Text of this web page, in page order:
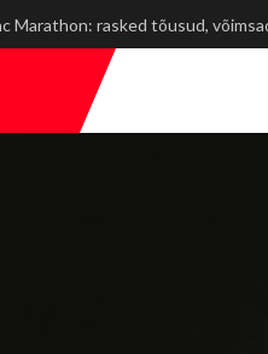
kokkuvõte: WRC Delfi Rally